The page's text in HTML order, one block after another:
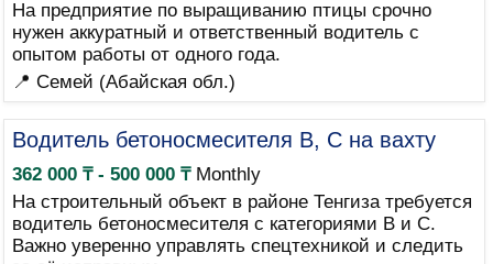
На предприятие по выращиванию птицы срочно
нужен аккуратный и ответственный водитель с
опытом работы от одного года.
📍 Семей (Абайская обл.)
Водитель бетоносмесителя B, C на вахту
362 000 ₸ - 500 000 ₸Monthly
На строительный объект в районе Тенгиза требуется
водитель бетоносмесителя с категориями B и C.
Важно уверенно управлять спецтехникой и следить